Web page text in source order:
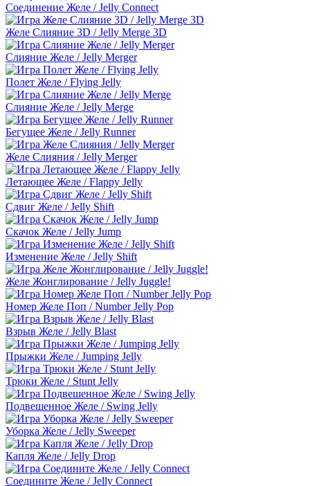
Соединение Желе / Jelly Connect
Желе Слияние 3D / Jelly Merge 3D
Слияние Желе / Jelly Merger
Полет Желе / Flying Jelly
Слияние Желе / Jelly Merge
Бегущее Желе / Jelly Runner
Желе Слияния / Jelly Merger
Летающее Желе / Flappy Jelly
Сдвиг Желе / Jelly Shift
Скачок Желе / Jelly Jump
Изменение Желе / Jelly Shift
Желе Жонглирование / Jelly Juggle!
Номер Желе Поп / Number Jelly Pop
Взрыв Желе / Jelly Blast
Прыжки Желе / Jumping Jelly
Трюки Желе / Stunt Jelly
Подвешенное Желе / Swing Jelly
Уборка Желе / Jelly Sweeper
Капля Желе / Jelly Drop
Соедините Желе / Jelly Connect